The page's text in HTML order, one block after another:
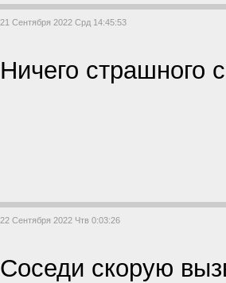
21 Сентября 2022 Срд 14:45:53
Ничего страшного
22 Сентября 2022 Чтв 0:03:26
Соседи скорую